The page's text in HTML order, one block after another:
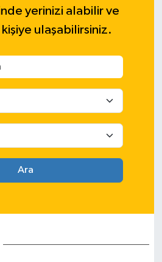
yerinizi alabilir ve
ulaşabilirsiniz.
Ara